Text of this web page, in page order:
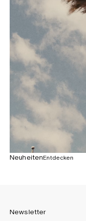
NeuheitenEntdecken
Newsletter